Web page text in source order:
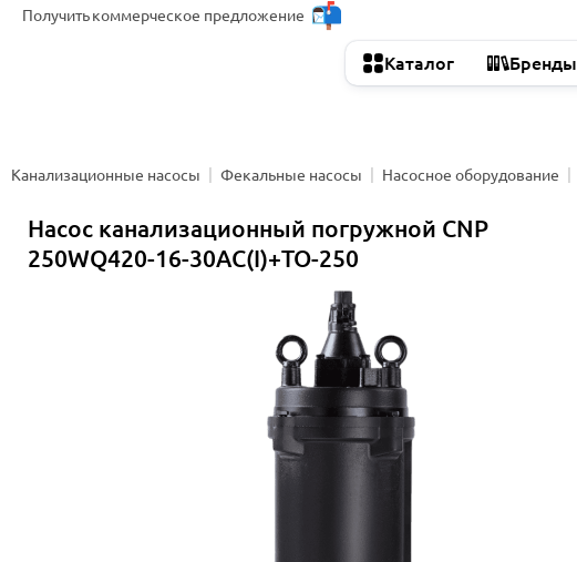
Получитькоммерческое предложение
Каталог Бренды
Канализационные насосы Фекальные насосы Насосное оборудование
Насос канализационный погружной CNP
250WQ420-16-30AC(I)+TO-250